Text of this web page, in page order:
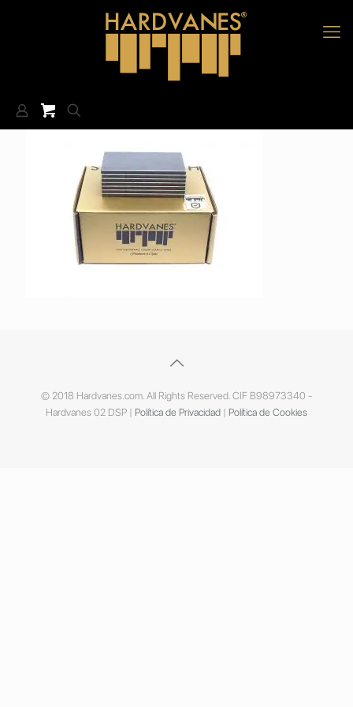
© 2018 Hardvanes.com. All Rights Reserved. CIF B98973340 -
Hardvanes 02 DSP | Política de Privacidad | Política de Cookies